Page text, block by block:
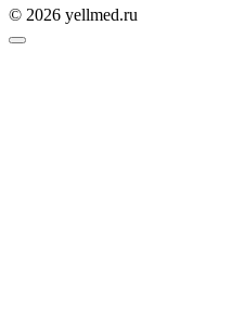
© 2026 yellmed.ru